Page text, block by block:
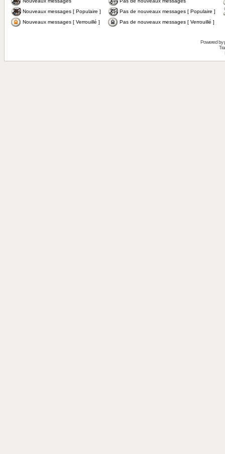
Nouveaux messages [ Populaire ]
Pas de nouveaux messages [ Populaire ]
Nouveaux messages [ Verrouillé ]
Pas de nouveaux messages [ Verrouillé ]
Powered by